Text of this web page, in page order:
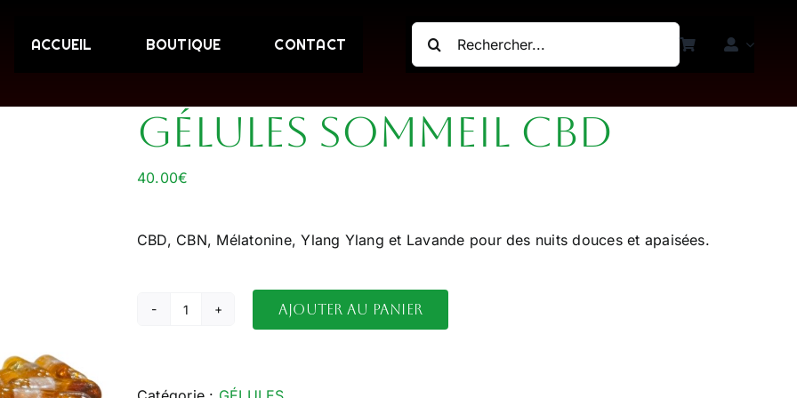
ACCUEIL BOUTIQUE CONTACT
Gélules Sommeil CBD
40.00€
CBD, CBN, Mélatonine, Ylang Ylang et Lavande pour des nuits douces et apaisées.
quantité
Sommeil
Ajouter au panier